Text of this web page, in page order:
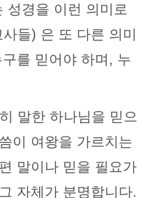
성경을 이런 의미로
들) 은 또 다른 의미
를 믿어야 하며, 누
말한 하나님을 믿으
이 여왕을 가르치는
말이나 믿을 필요가
자체가 분명합니다.